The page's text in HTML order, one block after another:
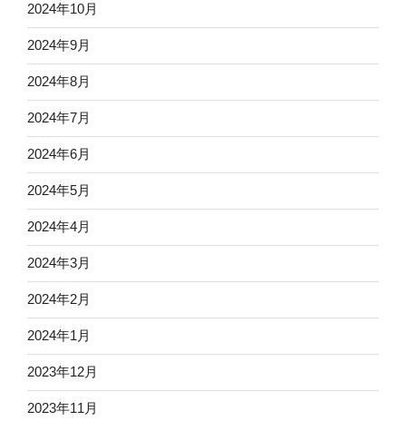
2024年10月
2024年9月
2024年8月
2024年7月
2024年6月
2024年5月
2024年4月
2024年3月
2024年2月
2024年1月
2023年12月
2023年11月